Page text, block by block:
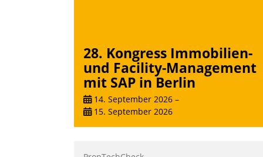
28. Kongress Immobilien-
und Facility-Management
mit SAP in Berlin
14. September 2026 –
15. September 2026